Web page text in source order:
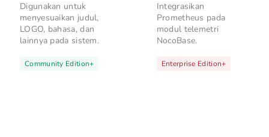
Digunakan untuk
menyesuaikan judul,
LOGO, bahasa, dan
lainnya pada sistem.
Community Edition+
Integrasikan
Prometheus pada
modul telemetri
NocoBase.
Enterprise Edition+